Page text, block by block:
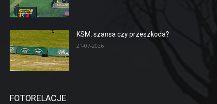
KSM: szansa czy przeszkoda?
21-07-2026
FOTORELACJE